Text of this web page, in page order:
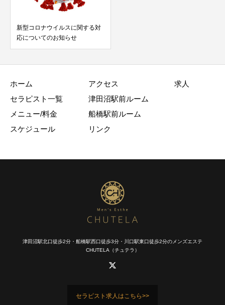
新型コロナウイルスに関する対
応についてのお知らせ
ホーム
セラピスト一覧
メニュー/料金
スケジュール
アクセス
津田沼駅前ルーム
船橋駅前ルーム
リンク
求人
津田沼駅北口徒歩2分・船橋駅西口徒歩3分・川口駅東口徒歩2分のメンズエステ
CHUTELA（チュテラ）
セラピスト求人はこちら>>